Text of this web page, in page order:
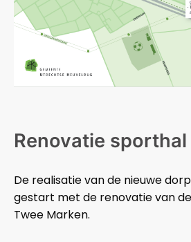
Renovatie
De realisatie van de nieuwe
gestart met de renovatie van
Twee Marken.